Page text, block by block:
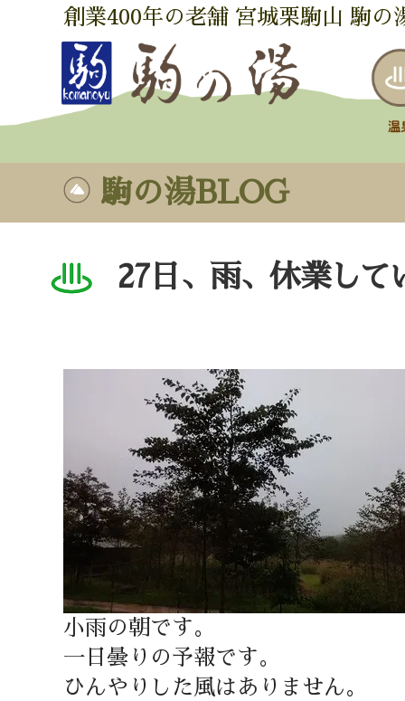
創業400年の老舗 宮城栗駒山 駒の
駒の湯BLOG
27日、雨、休業して
小雨の朝です。
一日曇りの予報です。
ひんやりした風はありません。